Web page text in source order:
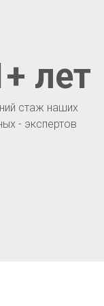
стаж наших
- экспертов
лет